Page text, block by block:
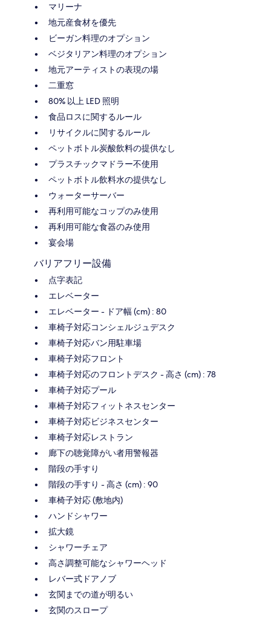
マリーナ
地元産食材を優先
ビーガン料理のオプション
ベジタリアン料理のオプション
地元アーティストの表現の場
二重窓
80% 以上 LED 照明
食品ロスに関するルール
リサイクルに関するルール
ペットボトル炭酸飲料の提供なし
プラスチックマドラー不使用
ペットボトル飲料水の提供なし
ウォーターサーバー
再利用可能なコップのみ使用
再利用可能な食器のみ使用
宴会場
バリアフリー設備
点字表記
エレベーター
エレベーター - ドア幅 (cm) : 80
車椅子対応コンシェルジュデスク
車椅子対応バン用駐車場
車椅子対応フロント
車椅子対応のフロントデスク - 高さ (cm) : 78
車椅子対応プール
車椅子対応フィットネスセンター
車椅子対応ビジネスセンター
車椅子対応レストラン
廊下の聴覚障がい者用警報器
階段の手すり
階段の手すり - 高さ (cm) : 90
車椅子対応 (敷地内)
ハンドシャワー
拡大鏡
シャワーチェア
高さ調整可能なシャワーヘッド
レバー式ドアノブ
玄関までの道が明るい
玄関のスロープ